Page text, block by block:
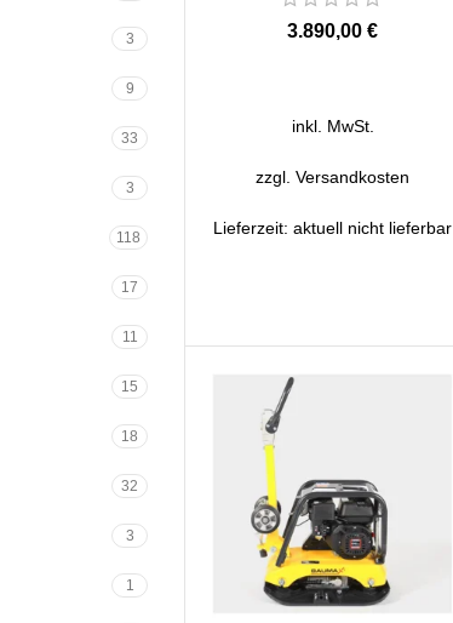
3
9
33
3
118
17
11
15
18
32
3
1
€
inkl. MwSt.
zzgl.Versandkosten
Lieferzeit:aktuell nicht lieferbar